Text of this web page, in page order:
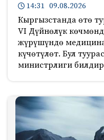
14:31 09.08.2026
Кыргызстанда өтө
VI Дүйнөлүк
жүрүшүндө
күчөтүлөт. Бул
министрлиги